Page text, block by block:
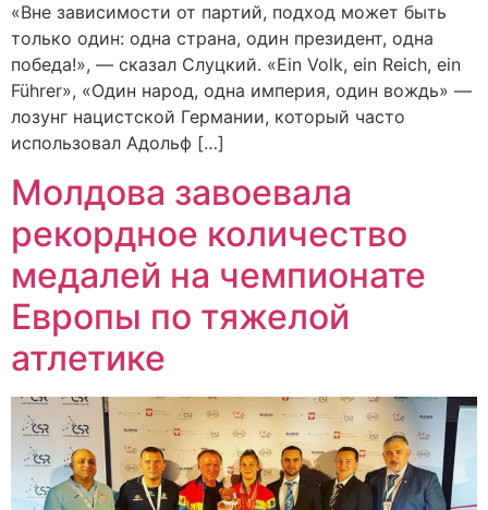
«Вне зависимости от партий, подход может быть
только один: одна страна, один президент, одна
победа!», — сказал Слуцкий. «Ein Volk, ein Reich, ein
Führer», «Один народ, одна империя, один вождь» —
лозунг нацистской Германии, который часто
использовал Адольф […]
Молдова завоевала
рекордное количество
медалей на чемпионате
Европы по тяжелой
атлетике